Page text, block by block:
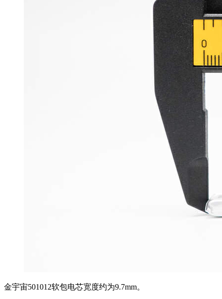
金宇宙501012软包电芯宽度约为9.7mm。